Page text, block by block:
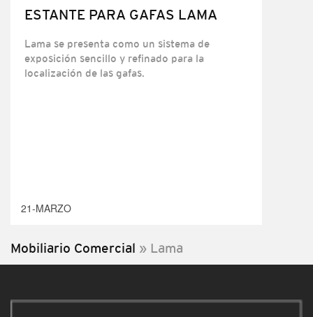
ESTANTE PARA GAFAS LAMA
Lama se presenta como un sistema de
exposición sencillo y refinado para la
localización de las gafas.
21-MARZO
Mobiliario Comercial » Lama